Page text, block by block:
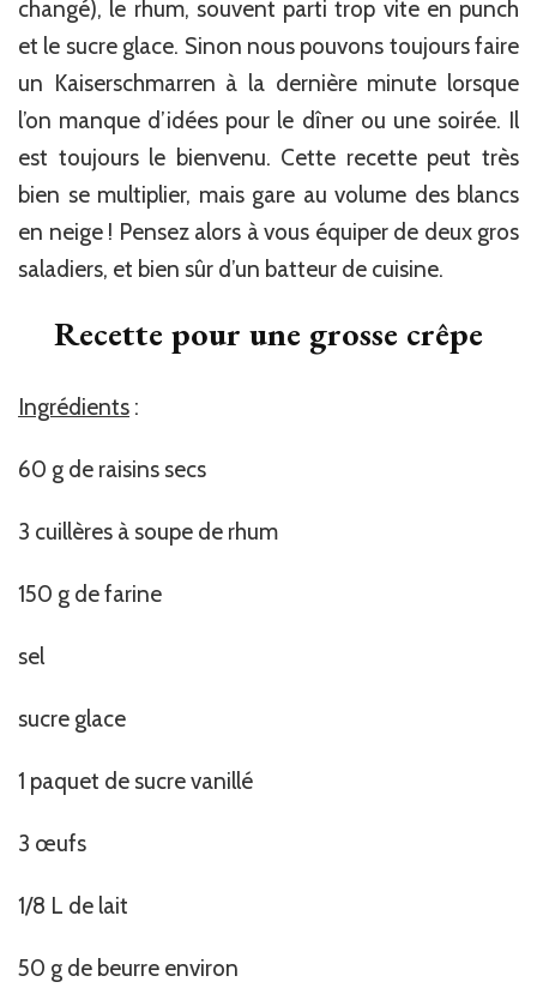
changé), le rhum, souvent parti trop vite en punch
et le sucre glace. Sinon nous pouvons toujours faire
un Kaiserschmarren à la dernière minute lorsque
l’on manque d’idées pour le dîner ou une soirée. Il
est toujours le bienvenu. Cette recette peut très
bien se multiplier, mais gare au volume des blancs
en neige ! Pensez alors à vous équiper de deux gros
saladiers, et bien sûr d’un batteur de cuisine.
Recette pour une grosse crêpe
Ingrédients :
60 g de raisins secs
3 cuillères à soupe de rhum
150 g de farine
sel
sucre glace
1 paquet de sucre vanillé
3 œufs
1/8 L de lait
50 g de beurre environ